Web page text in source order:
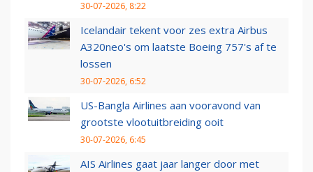
30-07-2026, 8:22
Icelandair tekent voor zes extra Airbus
A320neo's om laatste Boeing 757's af te
lossen
30-07-2026, 6:52
US-Bangla Airlines aan vooravond van
grootste vlootuitbreiding ooit
30-07-2026, 6:45
AIS Airlines gaat jaar langer door met